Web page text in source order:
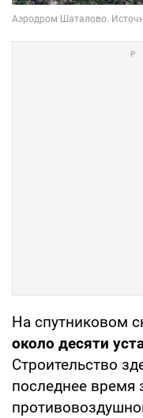
На спутниковом
около десяти
Строительство
последнее время